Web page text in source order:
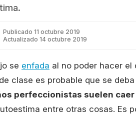
Publicado 11 octubre 2019
Actualizado 14 octubre 2019
se enfada al no poder hacer el
clase es probable que se
perfeccionistas suelen
entre otras cosas. Es